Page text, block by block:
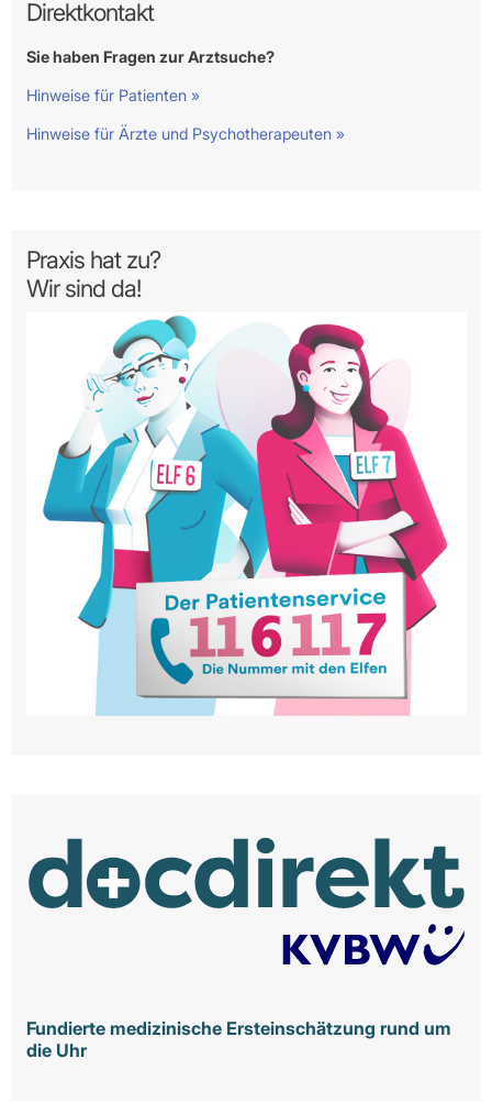
Direktkontakt
Sie haben Fragen zur Arztsuche?
Hinweise für Patienten »
Hinweise für Ärzte und Psychotherapeuten »
Praxis hat zu?
Wir sind da!
Fundierte medizinische Ersteinschätzung rund um
die Uhr